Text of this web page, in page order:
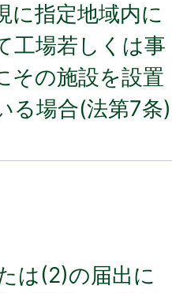
に指定地域内に
工場若しくは事
その施設を設置
る場合(法第7条)
は(2)の届出に